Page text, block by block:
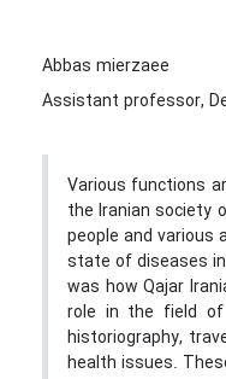
Abbas mierzaee
Assistant professor,
Various functions
the Iranian society
people and various
state of diseases
was how Qajar
role in the field of
historiography,
health issues.